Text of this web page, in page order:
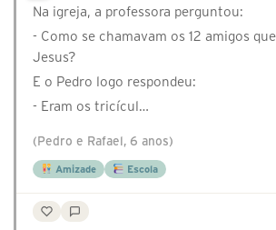
Na igreja, a professora perguntou:
- Como se chamavam os 12 amigos
Jesus?
E o Pedro logo respondeu:
- Eram os tricícul…
(Pedro e Rafael, 6 anos)
Amizade Escola